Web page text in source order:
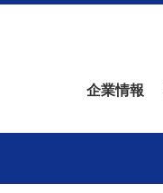
企業情報